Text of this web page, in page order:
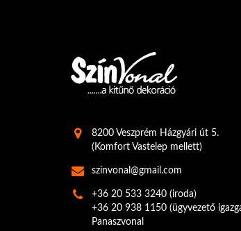
8200 Veszprém Házgyári út 5.
(Komfort Vastelep mellett)
szinvonal@gmail.com
+36 20 533 3240 (iroda)
+36 20 938 1150 (ügyvezető
Panaszvonal